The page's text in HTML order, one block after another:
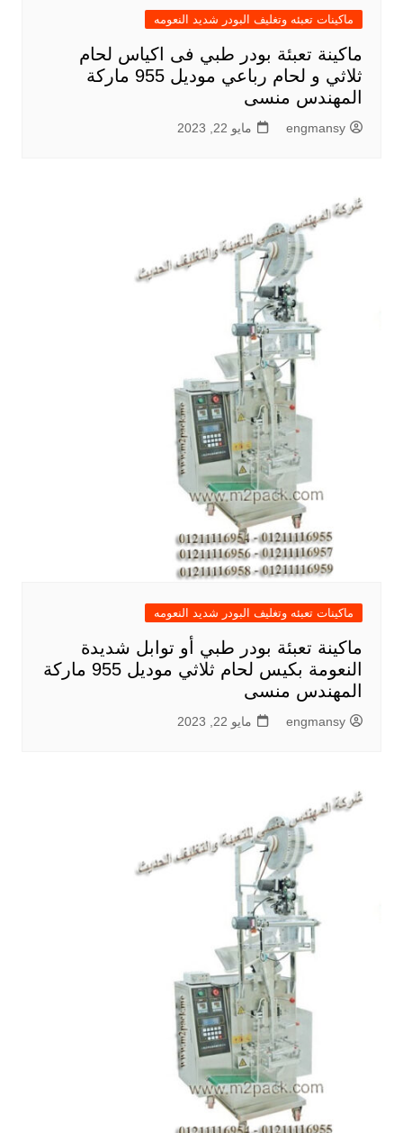
ماكينات تعبئه وتغليف البودر شديد النعومه
ماكينة تعبئة بودر طبي فى اكياس لحام
ثلاثي و لحام رباعي موديل 955 ماركة
المهندس منسى
engmansy مايو 22, 2023
ماكينات تعبئه وتغليف البودر شديد النعومه
ماكينة تعبئة بودر طبي أو توابل شديدة
النعومة بكيس لحام ثلاثي موديل 955 ماركة
المهندس منسى
engmansy مايو 22, 2023